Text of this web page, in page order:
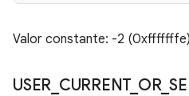
Valor constante: -2 (0xfffffffe)
USER CURRENT_ OR_